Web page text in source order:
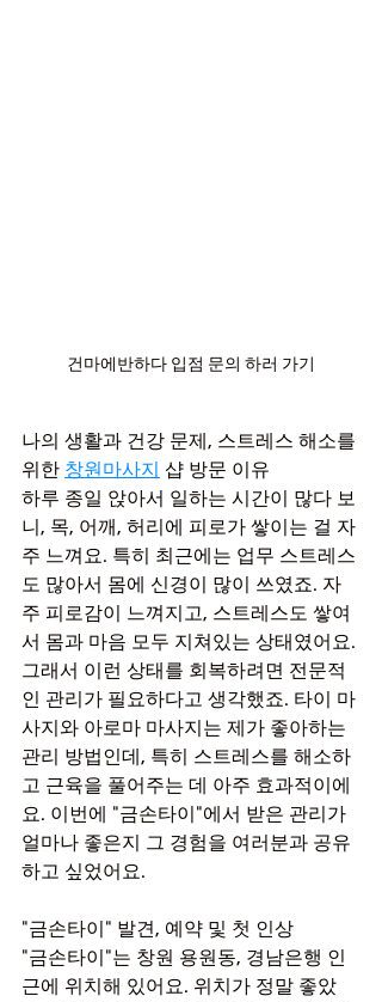
건마에반하다 입점 문의 하러 가기
나의 생활과 건강 문제, 스트레스 해소를
위한 창원마사지 샵 방문 이유
하루 종일 앉아서 일하는 시간이 많다 보
니, 목, 어깨, 허리에 피로가 쌓이는 걸 자
주 느껴요. 특히 최근에는 업무 스트레스
도 많아서 몸에 신경이 많이 쓰였죠. 자
주 피로감이 느껴지고, 스트레스도 쌓여
서 몸과 마음 모두 지쳐있는 상태였어요.
그래서 이런 상태를 회복하려면 전문적
인 관리가 필요하다고 생각했죠. 타이 마
사지와 아로마 마사지는 제가 좋아하는
관리 방법인데, 특히 스트레스를 해소하
고 근육을 풀어주는 데 아주 효과적이에
요. 이번에 "금손타이"에서 받은 관리가
얼마나 좋은지 그 경험을 여러분과 공유
하고 싶었어요.
"금손타이" 발견, 예약 및 첫 인상
"금손타이"는 창원 용원동, 경남은행 인
근에 위치해 있어요. 위치가 정말 좋았